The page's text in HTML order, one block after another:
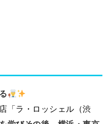
「ラ・ロッシェル（渋